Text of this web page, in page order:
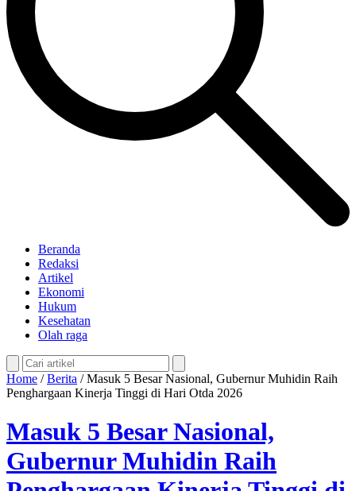
Beranda
Redaksi
Artikel
Ekonomi
Hukum
Kesehatan
Olah raga
Home /Berita /Masuk 5 Besar Nasional, Gubernur Muhidin Raih
Penghargaan Kinerja Tinggi di Hari Otda 2026
Masuk 5 Besar Nasional,
Gubernur Muhidin Raih